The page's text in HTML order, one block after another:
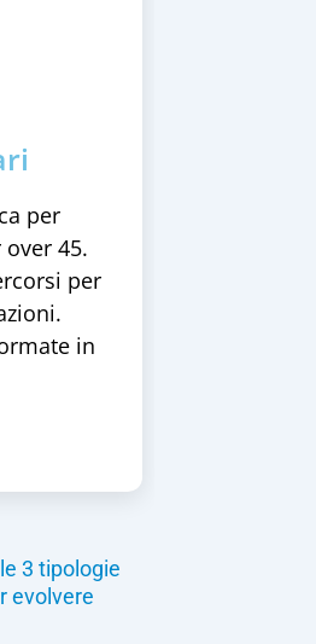
per
45.
per
in
3 tipologie
evolvere